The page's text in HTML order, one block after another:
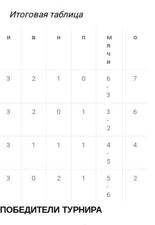
Итоговая таблица
и в н п
м
я
ч
и
о
3 2 1 0
6
-
3
7
3 2 0 1
3
-
2
6
3 1 1 1
4
-
5
4
3 0 2 1
5
-
6
2
ТУРНИРА